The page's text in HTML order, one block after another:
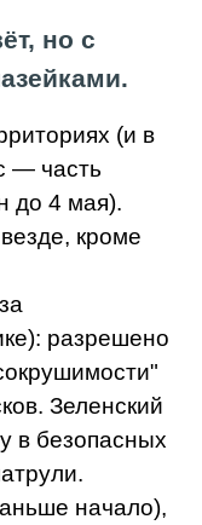
но с
(и в
— часть
до 4 мая).
кроме
разрешено
Зеленский
в безопасных
начало),